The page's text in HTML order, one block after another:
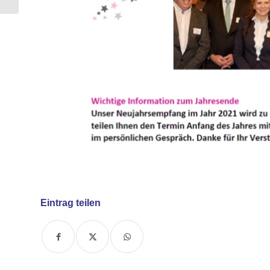
Eintrag teilen